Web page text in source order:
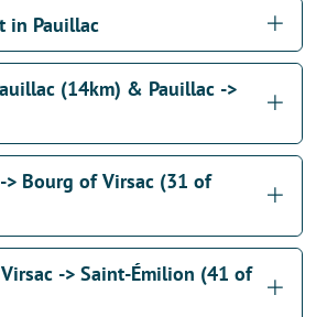
in Pauillac
(14km) & Pauillac ->
-> Saint-Émilion (41 of